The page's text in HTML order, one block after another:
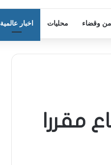
امن وقضاء محليات اخبار عالمية
مقررا